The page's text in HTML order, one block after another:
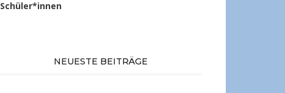
Schüler*innen
NEUESTE BEITRÄGE